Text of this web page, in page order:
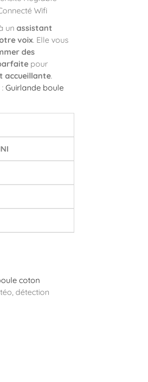
Wifi
un assistant
voix. Elle vous
des
pour
accueillante.
Guirlande boule
coton
détection